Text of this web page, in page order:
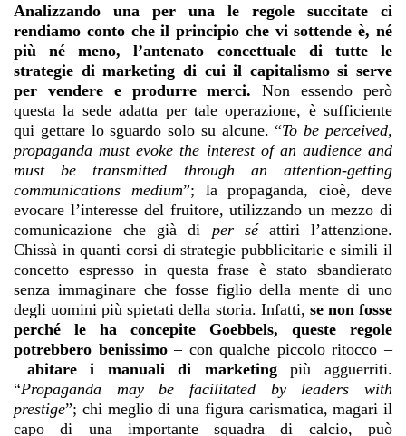
Analizzando una per una le regole succitate ci
rendiamo conto che il principio che vi sottende è, né
più né meno, l’antenato concettuale di tutte le
strategie di marketing di cui il capitalismo si serve
per vendere e produrre merci. Non essendo però
questa la sede adatta per tale operazione, è sufficiente
qui gettare lo sguardo solo su alcune. “To be perceived,
propaganda must evoke the interest of an audience and
must be transmitted through an attention-getting
communications medium”; la propaganda, cioè, deve
evocare l’interesse del fruitore, utilizzando un mezzo di
comunicazione che già di per séattiri l’attenzione.
Chissà in quanti corsi di strategie pubblicitarie e simili il
concetto espresso in questa frase è stato sbandierato
senza immaginare che fosse figlio della mente di uno
degli uomini più spietati della storia. Infatti, se non fosse
perché le ha concepite Goebbels, queste regole
potrebbero benissimo– con qualche piccolo ritocco –
abitare i manuali di marketingpiù agguerriti.
“Propaganda may be facilitated by leaders with
prestige”; chi meglio di una figura carismatica, magari il
capo di una importante squadra di calcio, può